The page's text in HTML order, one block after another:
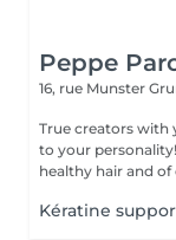
Peppe
16, rue Munster
True creators with
to your
healthy hair and of
Kératine